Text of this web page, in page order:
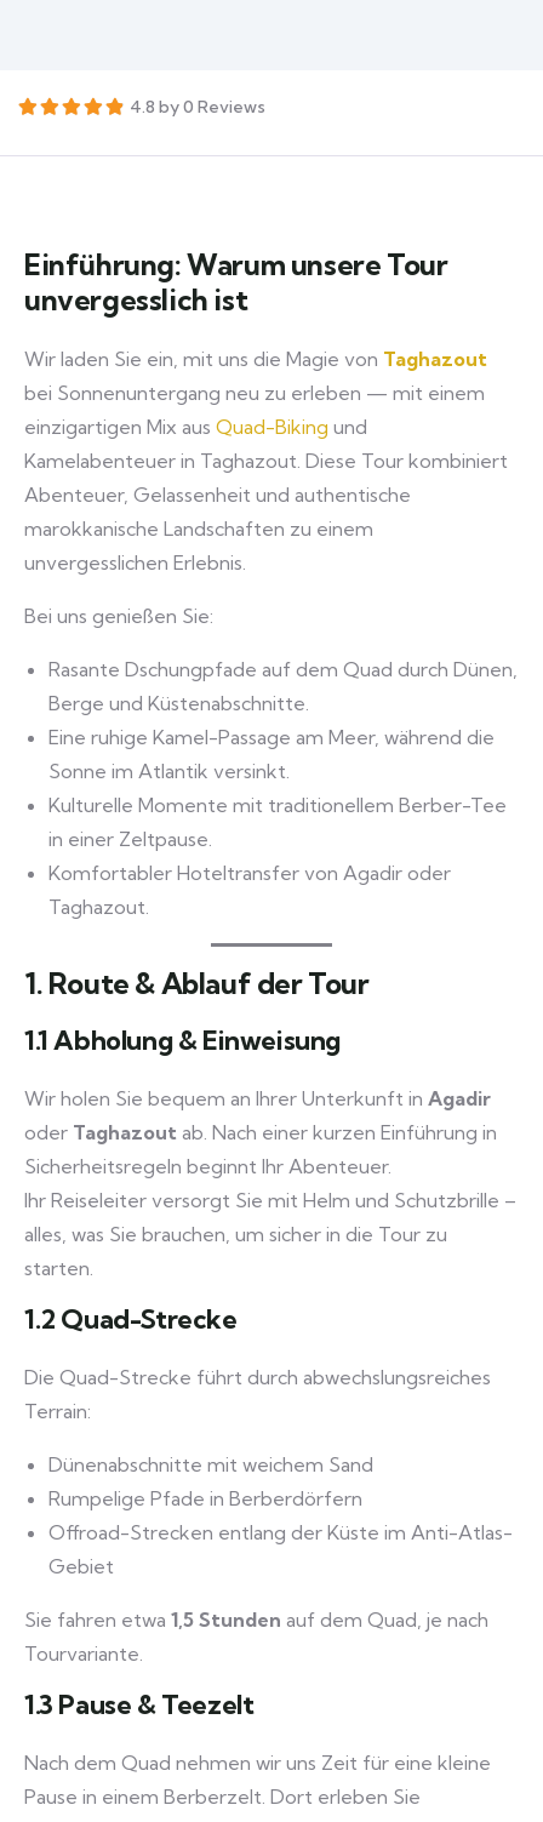
4.8 by 0 Reviews
Einführung: Warum unsere Tour
unvergesslich ist
Wir laden Sie ein, mit uns die Magie von Taghazout
bei Sonnenuntergang neu zu erleben — mit einem
einzigartigen Mix aus Quad-Biking und
Kamelabenteuer in Taghazout. Diese Tour kombiniert
Abenteuer, Gelassenheit und authentische
marokkanische Landschaften zu einem
unvergesslichen Erlebnis.
Bei uns genießen Sie:
Rasante Dschungpfade auf dem Quad durch Dünen,
Berge und Küstenabschnitte.
Eine ruhige Kamel-Passage am Meer, während die
Sonne im Atlantik versinkt.
Kulturelle Momente mit traditionellem Berber-Tee
in einer Zeltpause.
Komfortabler Hoteltransfer von Agadir oder
Taghazout.
1. Route & Ablauf der Tour
1.1 Abholung & Einweisung
Wir holen Sie bequem an Ihrer Unterkunft in Agadir
oder Taghazout ab. Nach einer kurzen Einführung in
Sicherheitsregeln beginnt Ihr Abenteuer.
Ihr Reiseleiter versorgt Sie mit Helm und Schutzbrille –
alles, was Sie brauchen, um sicher in die Tour zu
starten.
1.2 Quad-Strecke
Die Quad-Strecke führt durch abwechslungsreiches
Terrain:
Dünenabschnitte mit weichem Sand
Rumpelige Pfade in Berberdörfern
Offroad-Strecken entlang der Küste im Anti-Atlas-
Gebiet
Sie fahren etwa 1,5 Stunden auf dem Quad, je nach
Tourvariante.
1.3 Pause & Teezelt
Nach dem Quad nehmen wir uns Zeit für eine kleine
Pause in einem Berberzelt. Dort erleben Sie